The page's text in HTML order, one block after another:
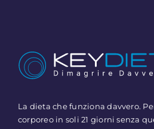
La dieta che funziona davvero.
corporeo in soli 21 giorni senza